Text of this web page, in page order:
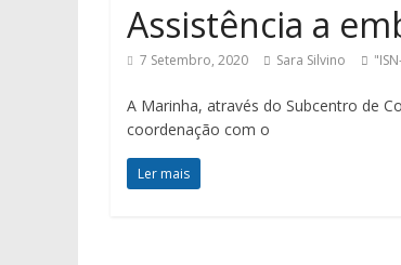
Assistência a
7 Setembro, 2020 Sara Silvino
A Marinha, através do Subcentro de
coordenação com o
Ler mais